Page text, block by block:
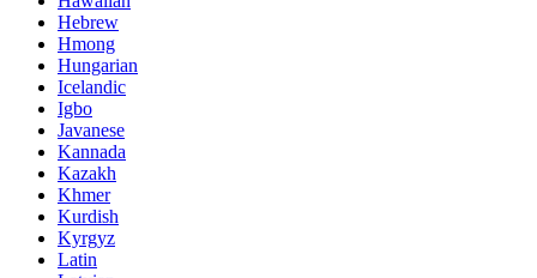
Hebrew
Hmong
Hungarian
Icelandic
Igbo
Javanese
Kannada
Kazakh
Khmer
Kurdish
Kyrgyz
Latin